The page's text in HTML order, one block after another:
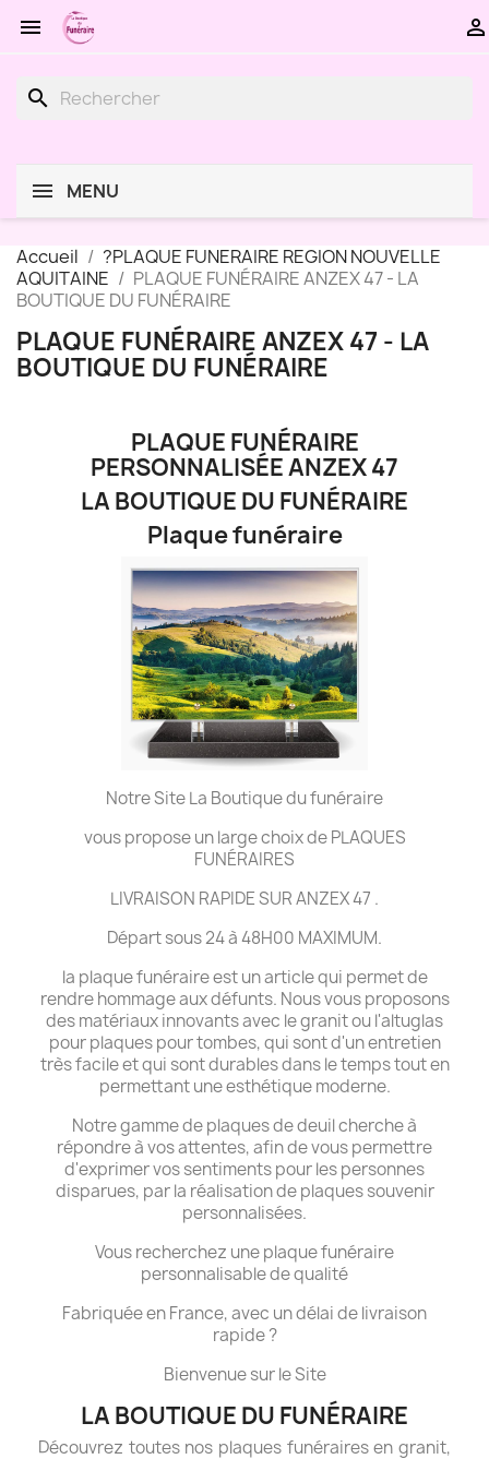
 
search
MENU
Accueil
?PLAQUE FUNERAIRE REGION NOUVELLE
AQUITAINE
PLAQUE FUNÉRAIRE ANZEX 47 - LA
BOUTIQUE DU FUNÉRAIRE
PLAQUE FUNÉRAIRE ANZEX 47 - LA
BOUTIQUE DU FUNÉRAIRE
PLAQUE FUNÉRAIRE
PERSONNALISÉE ANZEX 47
LA BOUTIQUE DU FUNÉRAIRE
Plaque funéraire
Notre Site La Boutique du funéraire
vous propose un large choix de PLAQUES
FUNÉRAIRES
LIVRAISON RAPIDE SUR ANZEX 47 .
Départ sous 24 à 48H00 MAXIMUM.
la plaque funéraire est un article qui permet de
rendre hommage aux défunts. Nous vous proposons
des matériaux innovants avec le granit ou l'altuglas
pour plaques pour tombes, qui sont d'un entretien
très facile et qui sont durables dans le temps tout en
permettant une esthétique moderne.
Notre gamme de plaques de deuil cherche à
répondre à vos attentes, afin de vous permettre
d'exprimer vos sentiments pour les personnes
disparues, par la réalisation de plaques souvenir
personnalisées.
Vous recherchez une plaque funéraire
personnalisable de qualité
Fabriquée en France, avec un délai de livraison
rapide ?
Bienvenue sur le Site
LA BOUTIQUE DU FUNÉRAIRE
Découvrez toutes nos plaques funéraires en granit,